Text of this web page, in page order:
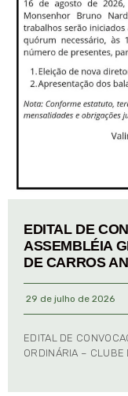
EDITAL DE
ASSEMBLÉIA
DE CARROS
29 de julho de 2026
EDITAL DE
ORDINÁRIA – CLUBE